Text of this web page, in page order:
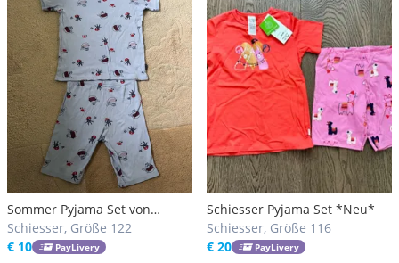
Sommer Pyjama Set von
Schiesser
Schiesser, Größe 122
€ 10
PayLivery
Schiesser Pyjama Set *Neu*
Schiesser, Größe 116
€ 20
PayLivery